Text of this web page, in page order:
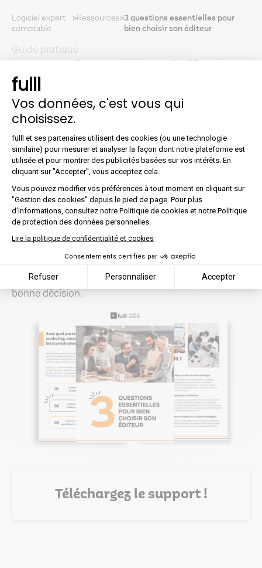
fulll
Vos données, c'est vous qui
choisissez.
Plateforme de Gestion du
fulll et ses partenaires utilisent des cookies (ou une technologie
similaire) pour mesurer et analyser la façon dont notre plateforme est
utilisée et pour montrer des publicités basées sur vos intérêts. En
cliquant sur "Accepter", vous acceptez cela.
Vous pouvez modifier vos préférences à tout moment en cliquant sur
"Gestion des cookies" depuis le pied de page. Pour plus
d'informations, consultez notre Politique de cookies et notre Politique
de protection des données personnelles.
Lire la politique de confidentialité et cookies
Consentements certifiés par
Refuser Personnaliser Accepter
Axeptio consent
Logiciel expert
comptable
>Ressources>3 questions essentielles pour
bien choisir son éditeur
Guide pratique
3 questions essentielles
pour bien choisir son
éditeur
Dans ce guide, retrouvez les 3 questions à se poser
pour bien choisir votre partenaire !
Choisir son éditeur est une décision importante et
cruciale pour tout cabinet. Plus qu’un simple logiciel,
l’éditeur doit se positionner comme un partenaire
technologique, mais aussi humain. Un partenariat
qui vise non seulement à améliorer votre efficacité et
votre productivité, mais aussi à vous aider à offrir un
meilleur service à vos clients. Or, avec la multitude
d'options disponibles sur le marché, difficile parfois
questions essentielles à vous poser pour prendre la
bonne décision.
Téléchargez le support !